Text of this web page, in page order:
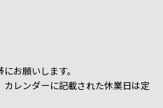
お願いします。
レンダーに記載された休業日は定